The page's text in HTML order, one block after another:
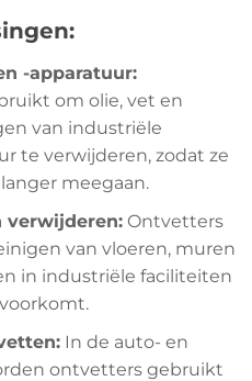
-apparatuur:
om olie, vet en
van industriële
te verwijderen, zodat ze
meegaan.
verwijderen:Ontvetters
van vloeren, muren
in industriële faciliteiten
In de auto- en
ontvetters gebruikt